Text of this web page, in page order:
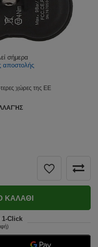
ΚΑΛΆΘΙ
1-Click
σήμερα
αποστολής
χώρες της ΕΕ